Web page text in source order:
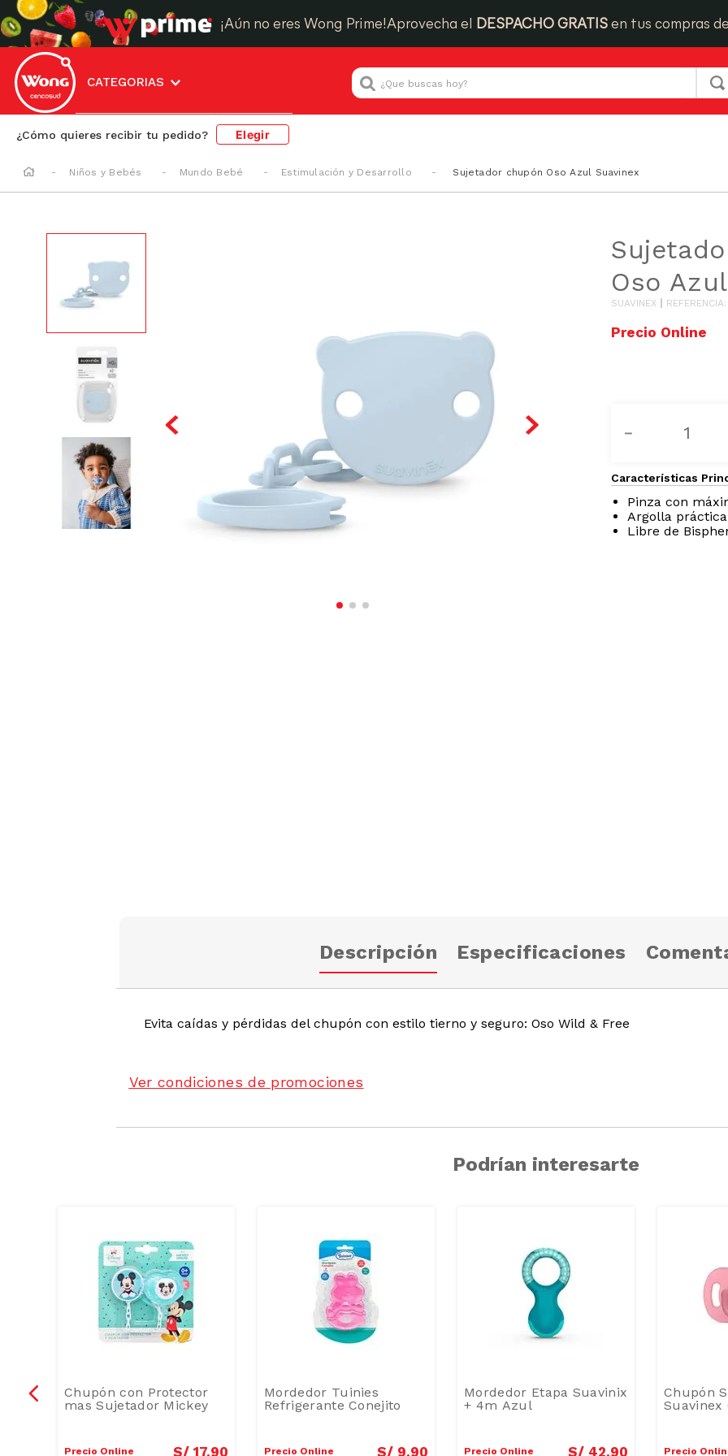
¡Aún no eres Wong Prime!Aprovecha el DESPACHO GRATIS en tus compras
CATEGORIAS
¿Que buscas hoy?
¿Cómo quieres recibir tu pedido? Elegir
Niños y Bebés Mundo Bebé Estimulación y Desarrollo Sujetador chupón Oso Azul Suavinex
Oso
SUAVINEX REFERENCIA
－
Características
Pinza con
Argolla
Libre de
Descripción Especificaciones
Evita caídas y pérdidas del chupón con estilo tierno y seguro: Oso Wild & Free
Ver condiciones de promociones
Podrían interesarte
Chupón con Protector
mas Sujetador Mickey
Precio Online S/ 17.90
Mordedor Tuinies
Refrigerante Conejito
Precio Online S/ 9.90
Mordedor Etapa Suavinix
+ 4m Azul
Precio Online S/ 42.90
Chupón
Suavinex
Precio